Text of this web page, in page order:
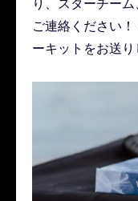
り、スターチーム
ご連絡ください
ーキットをお送り